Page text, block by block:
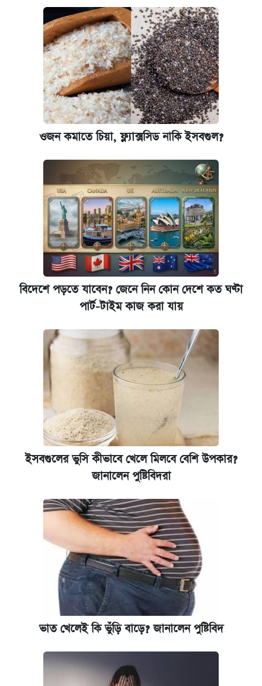
ওজন কমাতে চিয়া, ফ্ল্যাক্সসিড নাকি ইসবগুল?
বিদেশে পড়তে যাবেন? জেনে নিন কোন দেশে কত ঘণ্টা
পার্ট-টাইম কাজ করা যায়
ইসবগুলের ভুসি কীভাবে খেলে মিলবে বেশি উপকার?
জানালেন পুষ্টিবিদরা
ভাত খেলেই কি ভুঁড়ি বাড়ে? জানালেন পুষ্টিবিদ